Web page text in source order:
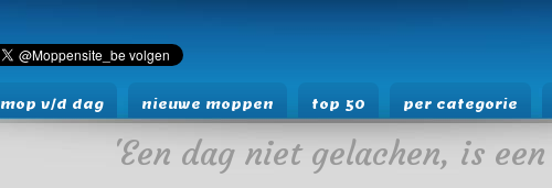
mop v/d dag nieuwe moppen top 50 per categorie
'Een dag niet gelachen, is